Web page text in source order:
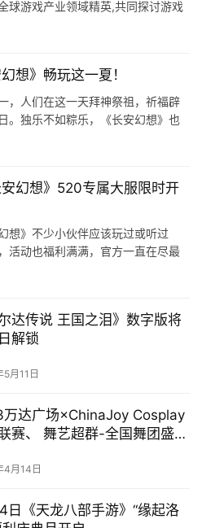
球游戏产业领域精英,共同探讨游戏
想》畅玩这一夏！
，人们在这一天拜神祭祖，祈福辟
。独乐不如粽乐，《长安幻想》也
幻想》520专属大服限时开
想》不少小伙伴应该玩过或听过
活动也福利满满，官方一直在尽最
尔达传说 王国之泪》数字版将
解锁
月11日
达广场×ChinaJoy Cosplay
赛、 舞艺超群-全国舞团盛典
4月14日
日《天龙八部手游》“缘起洛